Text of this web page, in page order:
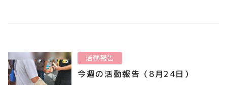
活動報告
今週の活動報告（8月24日）